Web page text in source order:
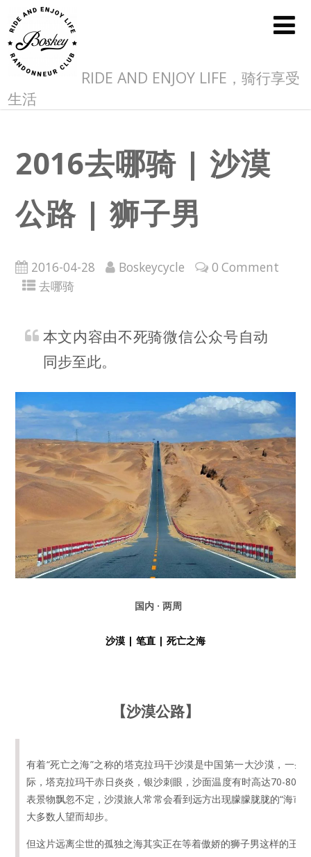
RIDE AND ENJOY LIFE，骑行享受
生活
2016去哪骑 | 沙漠
公路 | 狮子男
2016-04-28 Boskeycycle
0 Comment
去哪骑
本文内容由不死骑微信公众号自动
同步至此。
国内 · 两周
沙漠 | 笔直 | 死亡之海
【沙漠公路】
有着“死亡之海”之称的塔克拉玛干沙漠是中国第一大沙漠，一条
际，塔克拉玛干赤日炎炎，银沙刺眼，沙面温度有时高达70-80度
表景物飘忽不定，沙漠旅人常常会看到远方出现朦朦胧胧的“海市
大多数人望而却步。
但这片远离尘世的孤独之海其实正在等着傲娇的狮子男这样的王